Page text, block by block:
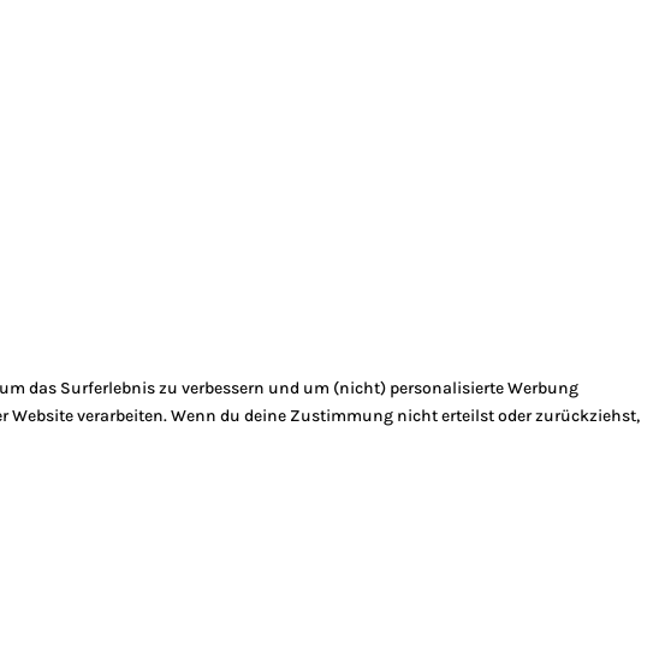
das Surferlebnis zu verbessern und um (nicht) personalisierte Werbung
verarbeiten. Wenn du deine Zustimmung nicht erteilst oder zurückziehst,